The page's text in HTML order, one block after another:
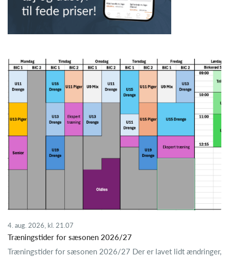
4. aug. 2026, kl. 21.07
Træningstider for sæsonen 2026/27
Træningstider for sæsonen 2026/27 Der er lavet lidt ændringer,